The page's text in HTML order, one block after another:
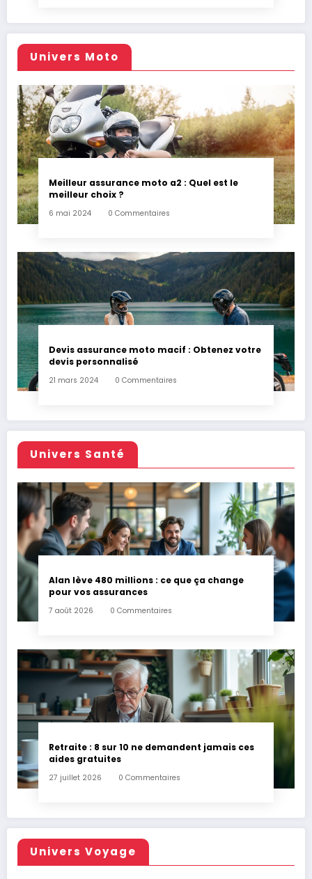
Univers Moto
Meilleur assurance moto a2 : Quel est le
meilleur choix ?
6 mai 2024 0 Commentaires
Devis assurance moto macif : Obtenez votre
devis personnalisé
21 mars 2024 0 Commentaires
Univers Santé
Alan lève 480 millions : ce que ça change
pour vos assurances
7 août 2026 0 Commentaires
Retraite : 8 sur 10 ne demandent jamais ces
aides gratuites
27 juillet 2026 0 Commentaires
Univers Voyage